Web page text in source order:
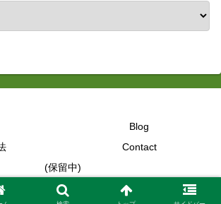
Blog
Contact
(保留中)
2026 字幕大王 All Rights Reserved.